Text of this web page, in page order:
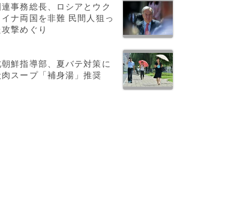
連事務総長、ロシアとウク
イナ両国を非難 民間人狙っ
攻撃めぐり
朝鮮指導部、夏バテ対策に
肉スープ「補身湯」推奨